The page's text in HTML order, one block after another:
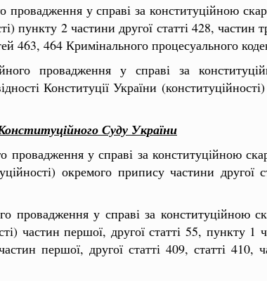
провадження у справі за конституційною
пункту 2 частини другої статті 428, частин
463, 464 Кримінального процесуального
провадження у справі за
Конституції України
Суду України
провадження у справі за конституційною
окремого припису частини другої
провадження у справі за конституційною
частин першої, другої статті 55, пункту
першої, другої статті 409, статті 410,